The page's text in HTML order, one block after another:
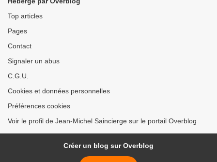
Top articles
Pages
Contact
Signaler un abus
C.G.U.
Cookies et données personnelles
Préférences cookies
Voir le profil de Jean-Michel Saincierge sur le portail Overblog
Créer un blog sur Overblog